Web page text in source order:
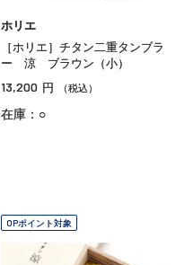
ホリエ
［ホリエ］チタン二重タンブラ
ー 涼 ブラウン（小）
13,200 円 （税込）
在庫：○
OPポイント対象